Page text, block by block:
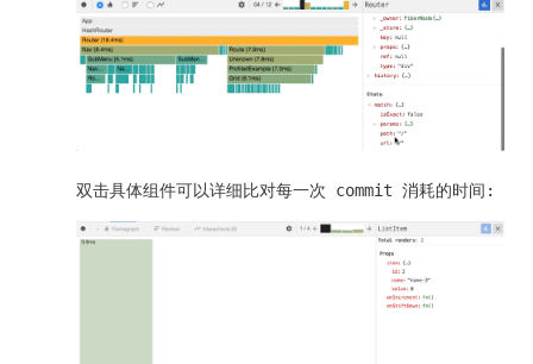
双击具体组件可以详细比对每一次 commit 消耗的时间: